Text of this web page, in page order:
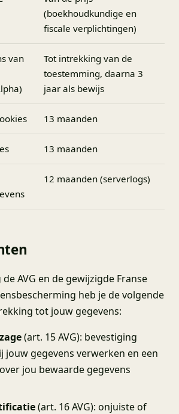
(boekhoudkundige en
fiscale verplichtingen)
van
Tot intrekking van de
toestemming, daarna 3
jaar als bewijs
13 maanden
13 maanden
12 maanden (serverlogs)
AVG en de gewijzigde Franse
heb je de volgende
tot jouw gegevens:
(art. 15 AVG): bevestiging
jouw gegevens verwerken en een
jou bewaarde gegevens
(art. 16 AVG): onjuiste of